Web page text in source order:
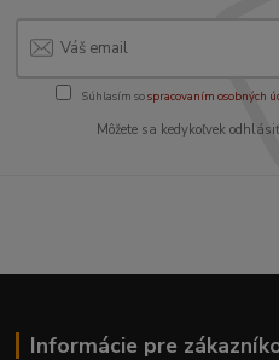
Súhlasím sospracovaním osobných
Môžete sa kedykoľvek
Informácie pre